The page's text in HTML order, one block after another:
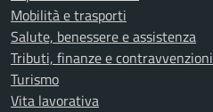
Mobilità e trasporti
Salute, benessere e assistenza
Tributi, finanze e contravvenzioni
Turismo
Vita lavorativa